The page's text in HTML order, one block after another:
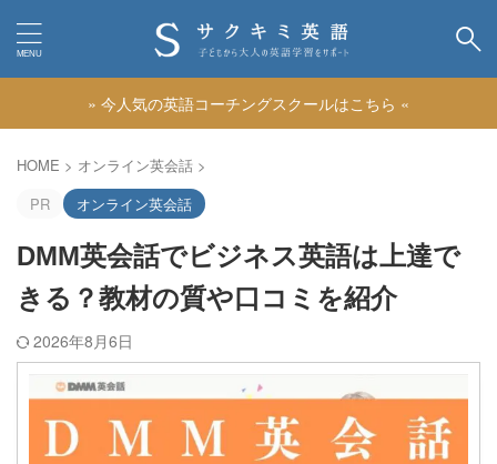
» 今人気の英語コーチングスクールはこちら «
HOME > オンライン英会話 >
PR
オンライン英会話
DMM英会話でビジネス英語は上達で
きる？教材の質や口コミを紹介
2026年8月6日